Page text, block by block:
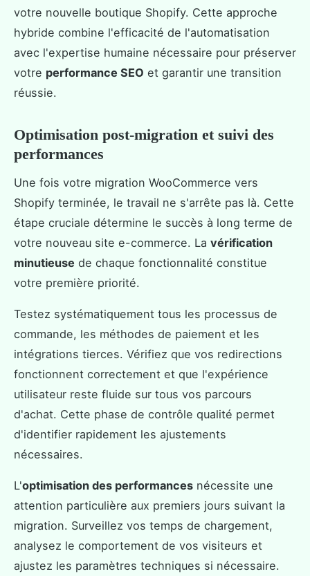
votre nouvelle boutique Shopify. Cette approche
hybride combine l'efficacité de l'automatisation
avec l'expertise humaine nécessaire pour préserver
votre performance SEO et garantir une transition
réussie.
Optimisation post-migration et suivi des
performances
Une fois votre migration WooCommerce vers
Shopify terminée, le travail ne s'arrête pas là. Cette
étape cruciale détermine le succès à long terme de
votre nouveau site e-commerce. La vérification
minutieuse de chaque fonctionnalité constitue
votre première priorité.
Testez systématiquement tous les processus de
commande, les méthodes de paiement et les
intégrations tierces. Vérifiez que vos redirections
fonctionnent correctement et que l'expérience
utilisateur reste fluide sur tous vos parcours
d'achat. Cette phase de contrôle qualité permet
d'identifier rapidement les ajustements
nécessaires.
L'optimisation des performances nécessite une
attention particulière aux premiers jours suivant la
migration. Surveillez vos temps de chargement,
analysez le comportement de vos visiteurs et
ajustez les paramètres techniques si nécessaire.